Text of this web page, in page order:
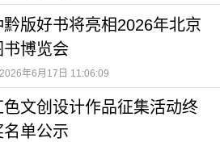
黔版好书将亮相2026年北京
书博览会
2026年6月17日 11:06:09
色文创设计作品征集活动终
名单公示